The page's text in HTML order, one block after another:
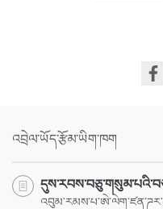
འབྲེལ་ཡོད་རྩོམ་ཡིག་ཁག